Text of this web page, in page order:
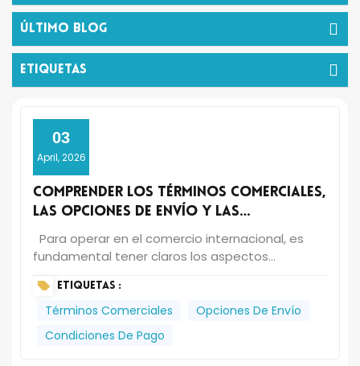
Último Blog
ETIQUETAS
03
April, 2026
Comprender los términos comerciales,
las opciones de envío y las
condiciones de pago.
Para operar en el comercio internacional, es
fundamental tener claros los aspectos
transacciones globales ofreciendo una amplia
gama de términos comerciales reconocidos
internacionalmente, métodos de envío flexibles
y condiciones de pago seguras adaptadas a las
ETIQUETAS :
Términos Comerciales
Opciones De Envío
Condiciones De Pago